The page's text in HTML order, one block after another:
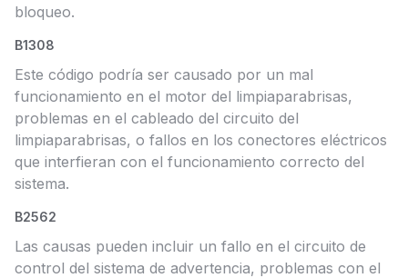
bloqueo.
B1308
Este código podría ser causado por un mal
funcionamiento en el motor del limpiaparabrisas,
problemas en el cableado del circuito del
limpiaparabrisas, o fallos en los conectores eléctricos
que interfieran con el funcionamiento correcto del
sistema.
B2562
Las causas pueden incluir un fallo en el circuito de
control del sistema de advertencia, problemas con el